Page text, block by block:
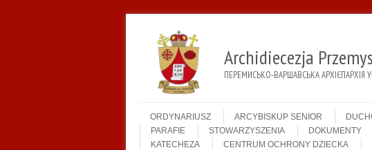
Archidiecezja
ПЕРЕМИСЬКО-ВАРШАВСЬКА АРХІЄПАРХІЯ
Menu
ORDYNARIUSZ
ARCYBISKUP SENIOR
PARAFIE
STOWARZYSZENIA DOKUMENTY
KATECHEZA
CENTRUM OCHRONY DZIECKA